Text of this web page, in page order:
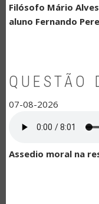
Filósofo Mário
aluno Fernando
QUESTÃO
07-08-2026
Assedio moral na